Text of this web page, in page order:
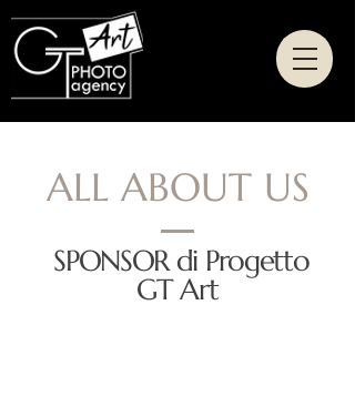
ALL ABOUT US
SPONSOR di Progetto
GT Art